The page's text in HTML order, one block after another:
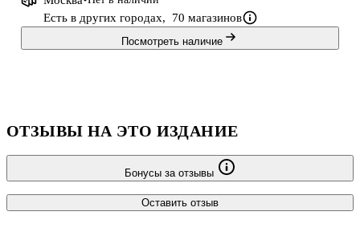
Есть в других городах, 70 магазинов
Посмотреть наличие
ОТЗЫВЫ НА ЭТО ИЗДАНИЕ
Бонусы за отзывы
Оставить отзыв